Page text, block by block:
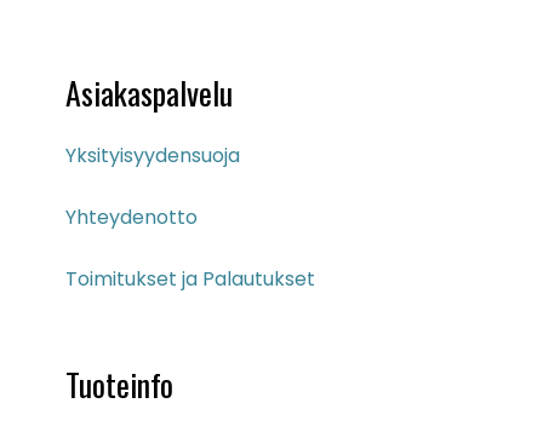
Asiakaspalvelu
Yksityisyydensuoja
Yhteydenotto
Toimitukset ja Palautukset
Tuoteinfo